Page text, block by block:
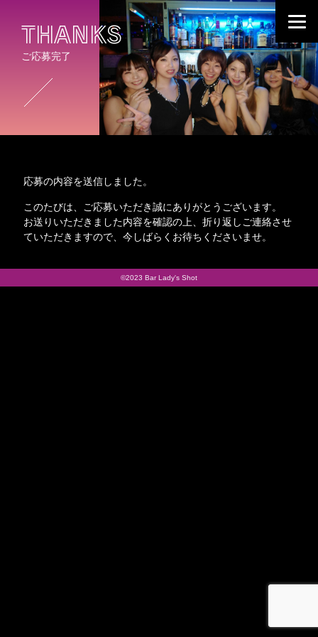
THANKS
ご応募完了
応募の内容を送信しました。
このたびは、ご応募いただき誠にありがとうございます。
お送りいただきました内容を確認の上、折り返しご連絡させ
ていただきますので、今しばらくお待ちくださいませ。
©2023 Bar Lady's Shot